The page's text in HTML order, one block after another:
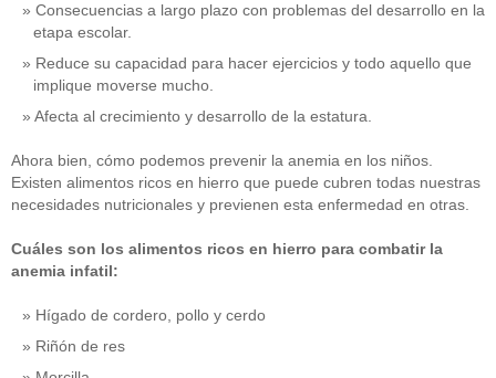
Consecuencias a largo plazo con problemas del desarrollo en la
etapa escolar.
Reduce su capacidad para hacer ejercicios y todo aquello que
implique moverse mucho.
Afecta al crecimiento y desarrollo de la estatura.
Ahora bien, cómo podemos prevenir la anemia en los niños.
Existen alimentos ricos en hierro que puede cubren todas nuestras
necesidades nutricionales y previenen esta enfermedad en otras.
Cuáles son los alimentos ricos en hierro para combatir la
anemia infatil:
Hígado de cordero, pollo y cerdo
Riñón de res